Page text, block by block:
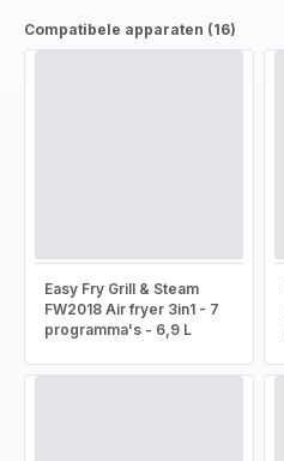
Compatibele apparaten (16)
Easy Fry Grill & Steam
FW2018 Air fryer 3in1 - 7
programma's - 6,9 L